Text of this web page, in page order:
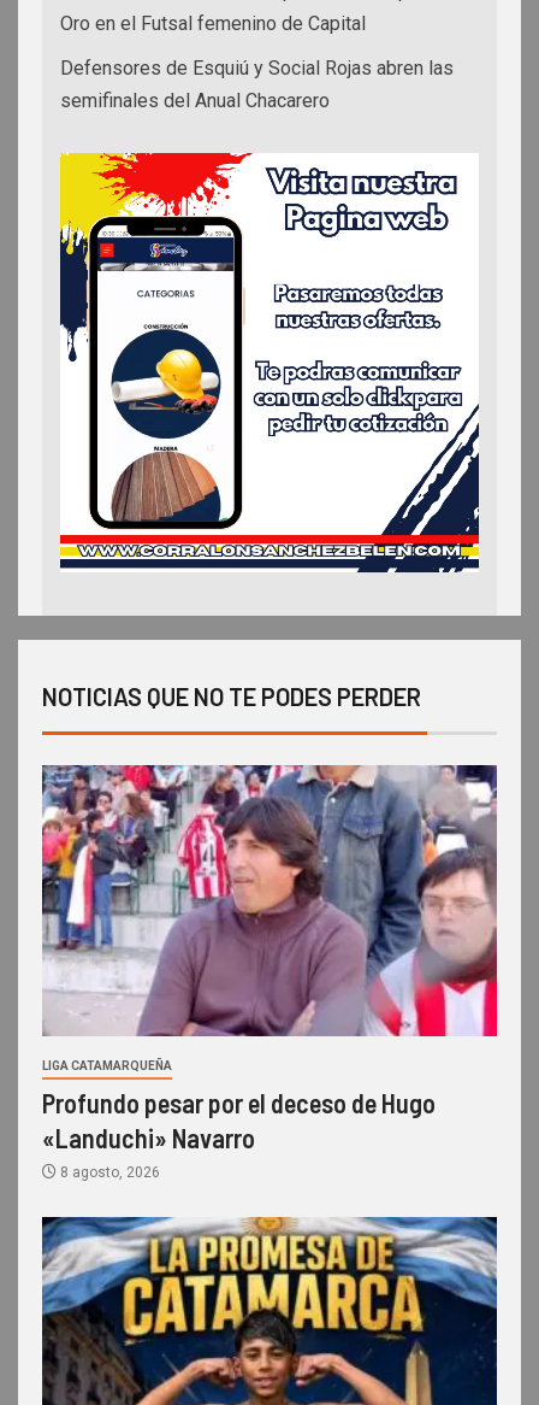
Oro en el Futsal femenino de Capital
Defensores de Esquiú y Social Rojas abren las
semifinales del Anual Chacarero
NOTICIAS QUE NO TE PODES PERDER
LIGA CATAMARQUEÑA
Profundo pesar por el deceso de Hugo
«Landuchi» Navarro
8 agosto, 2026